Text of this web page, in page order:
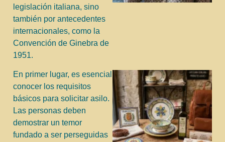
legislación italiana, sino
también por antecedentes
internacionales, como la
Convención de Ginebra de
1951.
En primer lugar, es esencial
conocer los requisitos
básicos para solicitar asilo.
Las personas deben
demostrar un temor
fundado a ser perseguidas